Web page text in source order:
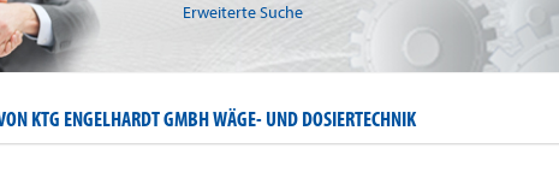
Erweiterte Suche
KTG ENGELHARDT GMBH WÄGE- UND DOSIERTECHNIK